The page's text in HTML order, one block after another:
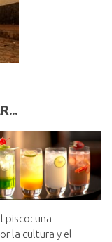
pisco: una
la cultura y el